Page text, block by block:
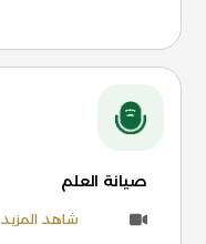
صيانة العلم
شاهد المزيد